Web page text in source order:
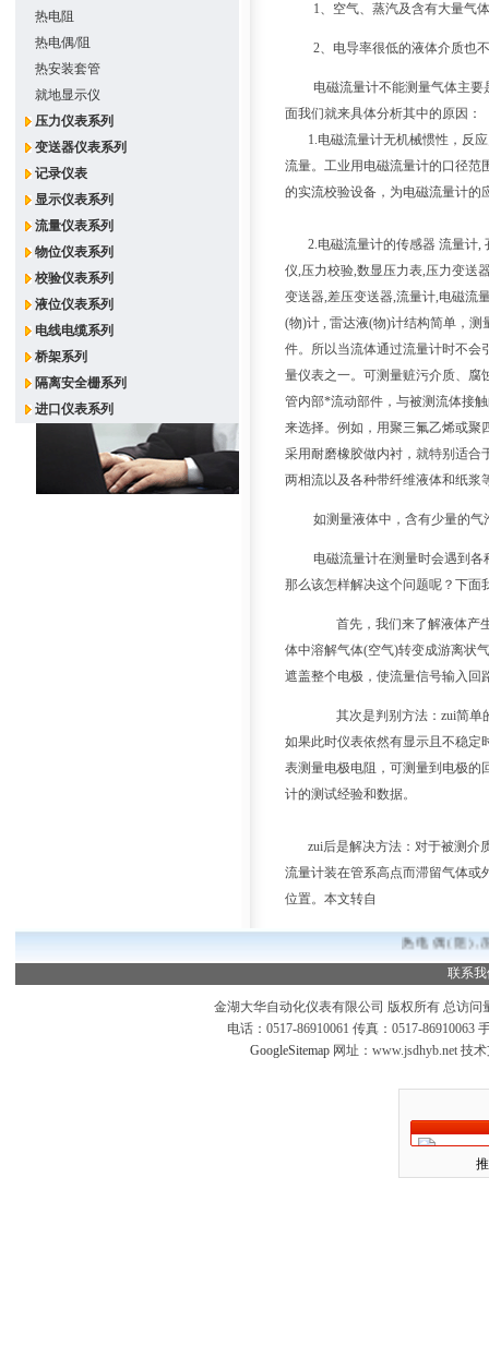
热电阻
热电偶/阻
热安装套管
就地显示仪
压力仪表系列
变送器仪表系列
记录仪表
显示仪表系列
流量仪表系列
物位仪表系列
校验仪表系列
液位仪表系列
电线电缆系列
桥架系列
隔离安全栅系列
进口仪表系列
1、空气、蒸汽及含有大量气
2、电导率很低的液体介质也
电磁流量计不能测量气体主
面我们就来具体分析其中的原
1.电磁流量计无机械惯性，反应
流量。工业用电磁流量计的口径范
的实流校验设备，为电磁流量计的
2.电磁流量计的传感器 流量计,
仪,压力校验,数显压力表,压力变送
变送器,差压变送器,流量计,电磁流
(物)计 , 雷达液(物)计结构简单，
件。所以当流体通过流量计时不会
量仪表之一。可测量赃污介质、腐
管内部*流动部件，与被测流体接
来选择。例如，用聚三氟乙烯或聚
采用耐磨橡胶做内衬，就特别适合
两相流以及各种带纤维液体和纸浆
如测量液体中，含有少量的
电磁流量计在测量时会遇到
那么该怎样解决这个问题呢？下面
首先，我们来了解液体产
体中溶解气体(空气)转变成游离状
遮盖整个电极，使流量信号输入回
其次是判别方法：zui简单
如果此时仪表依然有显示且不稳定
表测量电极电阻，可测量到电极的
计的测试经验和数据。
zui后是解决方法：对于被测介
流量计装在管系高点而滞留气体或
位置。本文转自
热电偶(阻),
联系
金湖大华自动化仪表有限公司 版权所有 总访问
电话：0517-86910061 传真：0517-86910063
GoogleSitemap网址：www.jsdhyb.net 技